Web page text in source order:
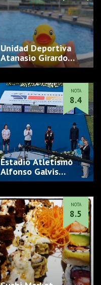
Unidad Deportiva
Atanasio Girardo…
Estadio Atletismo
Alfonso Galvis
Duqu…
NOTA
8.4
NOTA
8.5